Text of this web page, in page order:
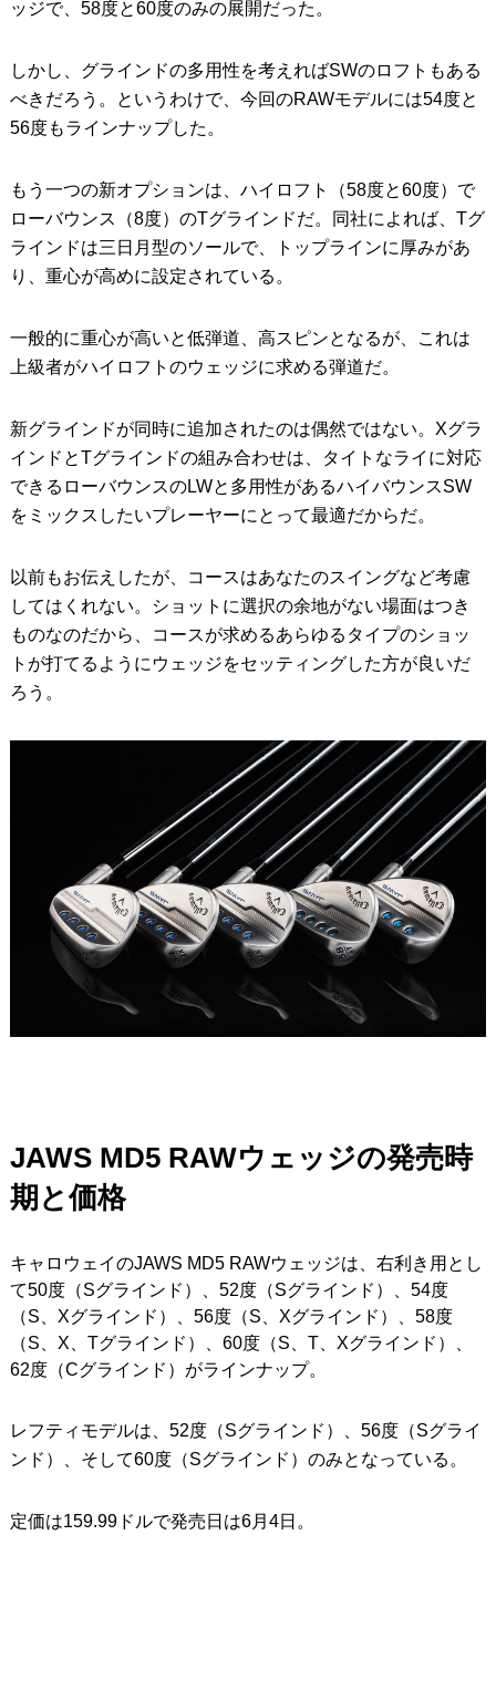
ッジで、58度と60度のみの展開だった。
しかし、グラインドの多用性を考えればSWのロフトもある
べきだろう。というわけで、今回のRAWモデルには54度と
56度もラインナップした。
もう一つの新オプションは、ハイロフト（58度と60度）で
ローバウンス（8度）のTグラインドだ。同社によれば、Tグ
ラインドは三日月型のソールで、トップラインに厚みがあ
り、重心が高めに設定されている。
一般的に重心が高いと低弾道、高スピンとなるが、これは
上級者がハイロフトのウェッジに求める弾道だ。
新グラインドが同時に追加されたのは偶然ではない。Xグラ
インドとTグラインドの組み合わせは、タイトなライに対応
できるローバウンスのLWと多用性があるハイバウンスSW
をミックスしたいプレーヤーにとって最適だからだ。
以前もお伝えしたが、コースはあなたのスイングなど考慮
してはくれない。ショットに選択の余地がない場面はつき
ものなのだから、コースが求めるあらゆるタイプのショッ
トが打てるようにウェッジをセッティングした方が良いだ
ろう。
JAWS MD5 RAWウェッジの発売時
期と価格
キャロウェイのJAWS MD5 RAWウェッジは、右利き用とし
て50度（Sグラインド）、52度（Sグラインド）、54度
（S、Xグラインド）、56度（S、Xグラインド）、58度
（S、X、Tグラインド）、60度（S、T、Xグラインド）、
62度（Cグラインド）がラインナップ。
レフティモデルは、52度（Sグラインド）、56度（Sグライ
ンド）、そして60度（Sグラインド）のみとなっている。
定価は159.99ドルで発売日は6月4日。